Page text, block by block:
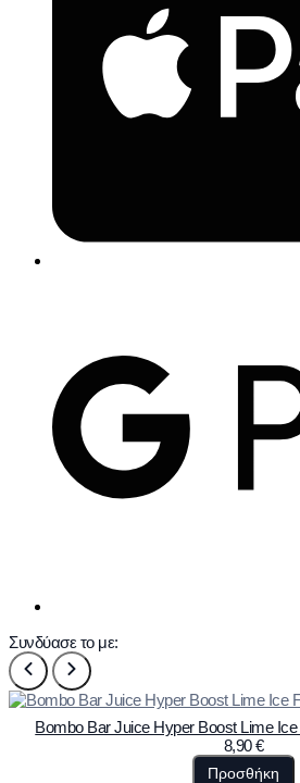
Συνδύασε το με:
Bombo Bar Juice Hyper Boost Lime
8,90€
Προσθήκη